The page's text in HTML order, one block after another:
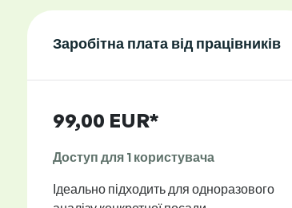
Заробітна плата від працівників
99,00 EUR*
Доступ для 1 користувача
Ідеально підходить для одноразового